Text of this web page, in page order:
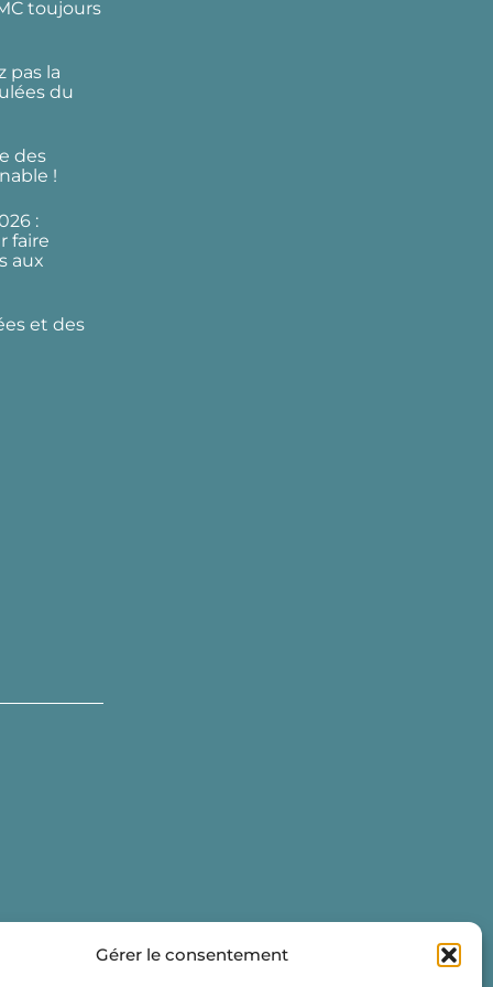
Gérer le consentement
toujours
pas la
du
des
!
:
faire
aux
et des